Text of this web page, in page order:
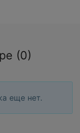
(0)
еще нет.